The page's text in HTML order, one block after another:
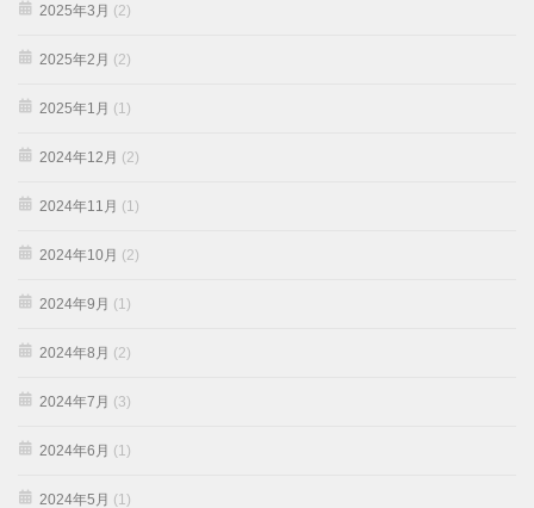
2025年3月 (2)
2025年2月 (2)
2025年1月 (1)
2024年12月 (2)
2024年11月 (1)
2024年10月 (2)
2024年9月 (1)
2024年8月 (2)
2024年7月 (3)
2024年6月 (1)
2024年5月 (1)